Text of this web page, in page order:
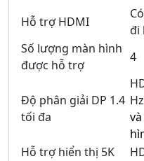
Hỗ trợ HDMI
đi
Số lượng màn hình
được hỗ trợ
4
Độ phân giải DP 1.4
tối đa
Hz
Hỗ trợ hiển thị 5K